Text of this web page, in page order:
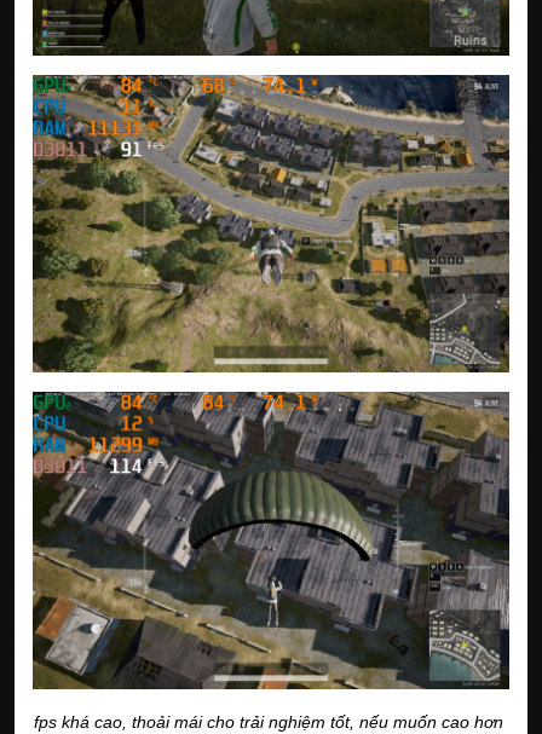
fps khá cao, thoải mái cho trải nghiệm tốt, nếu muốn cao hơn